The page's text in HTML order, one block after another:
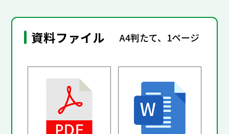
資料ファイル A4判たて、1ページ